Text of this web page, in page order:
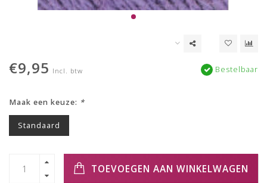
€9,95 Incl. btw Bestelbaar
Maak een keuze: *
Standaard
TOEVOEGEN AAN WINKELWAGEN